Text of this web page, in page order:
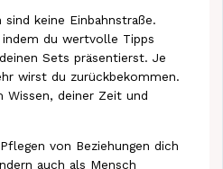
sind keine Einbahnstraße.
du wertvolle Tipps
Sets präsentierst. Je
wirst du zurückbekommen.
Wissen, deiner Zeit und
von Beziehungen dich
auch als Mensch